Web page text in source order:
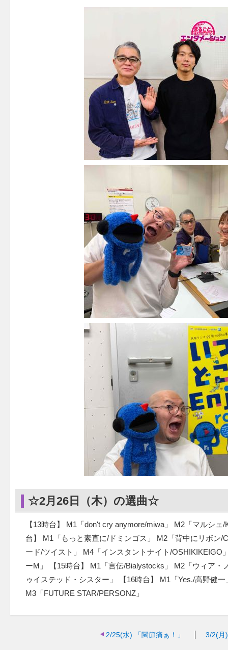
☆2月26日（木）の選曲☆
【13時台】 M1「don't cry anymore/miwa」 M2「マルシ
台】 M1「もっと素直に/ドミンゴス」 M2「背中にリボン/
ード/ツイスト」 M4「インスタントナイト/OSHIKIKEIGO
ーM」 【15時台】 M1「言伝/Bialystocks」 M2「ウィア・
ゥイステッド・シスター」 【16時台】 M1「Yes./高野健
M3「FUTURE STAR/PERSONZ」
2/25(水) 「関節痛ぁ！」 3/2(月)